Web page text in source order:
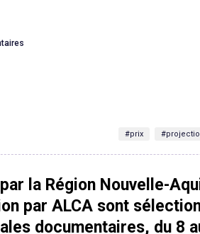
#prix
la Région Nouvelle-
par ALCA sont
documentaires, du 8